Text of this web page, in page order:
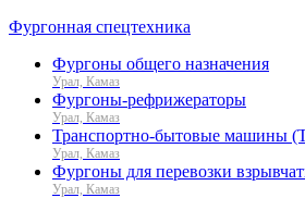
Фургонная спецтехника
Фургоны общего назначения
Урал, Камаз
Фургоны-рефрижераторы
Урал, Камаз
Транспортно-бытовые машины
Урал, Камаз
Фургоны для перевозки
Урал, Камаз